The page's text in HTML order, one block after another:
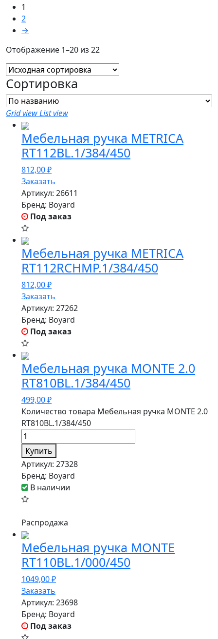
1
2
→
Отображение 1–20 из 22
Сортировка
Grid viewList view
Мебельная ручка METRICA
RT112BL.1/384/450
812,00₽
Заказать
Артикул: 26611
Бренд: Boyard
Под заказ
Мебельная ручка METRICA
RT112RCHMP.1/384/450
812,00₽
Заказать
Артикул: 27262
Бренд: Boyard
Под заказ
Мебельная ручка MONTE 2.0
RT810BL.1/384/450
499,00₽
Количество товара Мебельная ручка MONTE 2.0
RT810BL.1/384/450
Купить
Артикул: 27328
Бренд: Boyard
В наличии
Распродажа
Мебельная ручка MONTE
RT110BL.1/000/450
1049,00₽
Заказать
Артикул: 23698
Бренд: Boyard
Под заказ